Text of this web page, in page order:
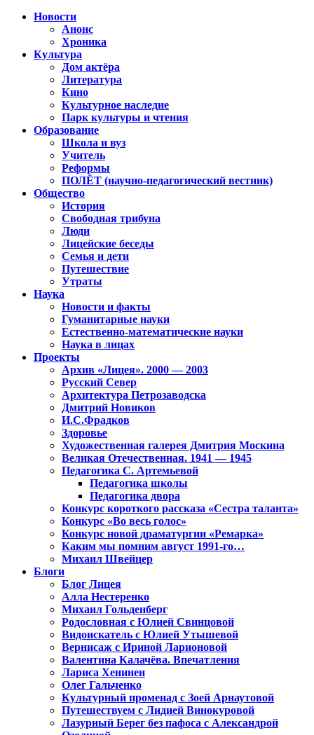
Новости
Анонс
Хроника
Культура
Дом актёра
Литература
Кино
Культурное наследие
Парк культуры и чтения
Образование
Школа и вуз
Учитель
Реформы
ПОЛЁТ (научно-педагогический вестник)
Общество
История
Свободная трибуна
Люди
Лицейские беседы
Семья и дети
Путешествие
Утраты
Наука
Новости и факты
Гуманитарные науки
Естественно-математические науки
Наука в лицах
Проекты
Архив «Лицея». 2000 — 2003
Русский Север
Архитектура Петрозаводска
Дмитрий Новиков
И.С.Фрадков
Здоровье
Художественная галерея Дмитрия Москина
Великая Отечественная. 1941 — 1945
Педагогика С. Артемьевой
Педагогика школы
Педагогика двора
Конкурс короткого рассказа «Сестра таланта»
Конкурс «Во весь голос»
Конкурс новой драматургии «Ремарка»
Каким мы помним август 1991-го…
Михаил Швейцер
Блоги
Блог Лицея
Алла Нестеренко
Михаил Гольденберг
Родословная с Юлией Свинцовой
Видоискатель с Юлией Утышевой
Вернисаж с Ириной Ларионовой
Валентина Калачёва. Впечатления
Лариса Хенинен
Олег Гальченко
Культурный променад с Зоей Арнаутовой
Путешествуем с Лидией Винокуровой
Лазурный Берег без пафоса с Александрой